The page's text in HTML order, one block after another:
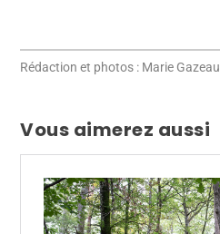
Rédaction et photos : Marie Gazeau
Vous aimerez aussi